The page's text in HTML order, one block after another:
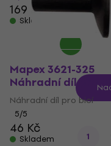
169 Kč
Skladem
Mapex 3621-325
Náhradní díl pro
Náhradní díl pro bicí
5/5
46 Kč
Skladem 1